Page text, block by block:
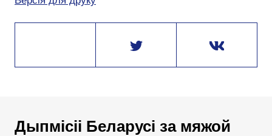
Дыпмісіі Беларусі за мяжой